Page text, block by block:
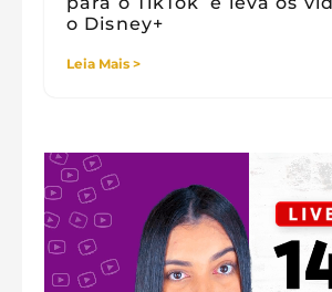
o Disney+
Leia Mais >